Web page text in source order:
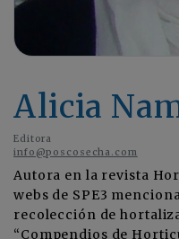
Alicia
Editora
info@poscosecha.com
Autora en la revista
webs de SPE3
recolección de
“Compendios de